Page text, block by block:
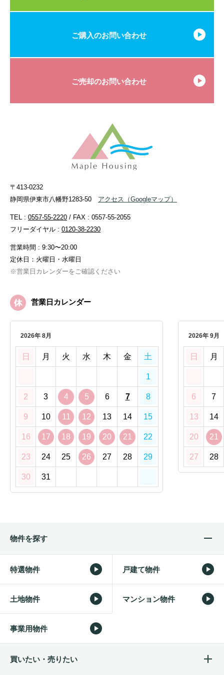
ご購入のお問い合わせ
ご売却のお問い合わせ
〒413-0232
静岡県伊東市八幡野1283-50
アクセス （Googleマップ）
TEL : 0557-55-2220 / FAX : 0557-55-2055
フリーダイヤル : 0120-38-2230
営業時間 : 9:30〜20:00
定休日：火曜日・水曜日
※営業日カレンダーをご確認ください
営業日カレンダー
2026年 8月
日 月 火 水 木 金 土
1
2 3 4 5 6 7 8
9 10 11 12 13 14 15
16 17 18 19 20 21 22
23 24 25 26 27 28 29
30 31
2026年 9月
日 月
6 7
13 14
20 21
27 28
物件を探す
特選物件 戸建て物件
土地物件 マンション物件
事業用物件
買いたい・売りたい